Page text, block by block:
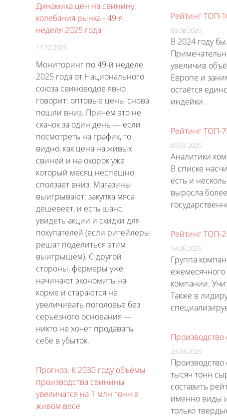
Рейтинг ТОП-
09.08.2025
В 2024 году
увеличив
Европе и
остаётся
индейки.
Рейтинг ТОП-
05.07.2025
Аналитики
В списке
есть и
выросла
Рейтинг ТОП-
14.05.2025
Группа
компании.
Также в
23.03.2025
тысяч тонн
составить
именно виды
только
Динамика цен на свинину:
колебания рынка - 49-я
неделя 2025 года
17.12.2025
Мониторинг по 49-й неделе
2025 года от Национального
союза свиноводов явно
говорит: оптовые цены снова
пошли вниз. Причём это не
скачок за один день — если
посмотреть на график, то
видно, как цена на живых
свиней и на окорок уже
который месяц неспешно
сползает вниз. Магазины
выигрывают: закупка мяса
дешевеет, и есть шанс
увидеть акции и скидки для
покупателей (если ритейлеры
решат поделиться этим
выигрышем). С другой
стороны, фермеры уже
начинают экономить на
корме и стараются не
увеличивать поголовье без
серьёзного основания —
никто не хочет продавать
себе в убыток.
Прогноз: К 2030 году объёмы
производства свинины
увеличатся на 1 млн тонн в
живом весе